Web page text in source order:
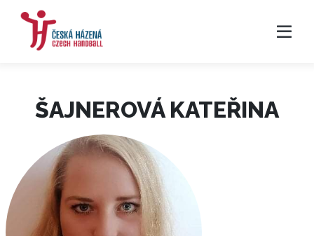
ŠAJNEROVÁ KATEŘINA